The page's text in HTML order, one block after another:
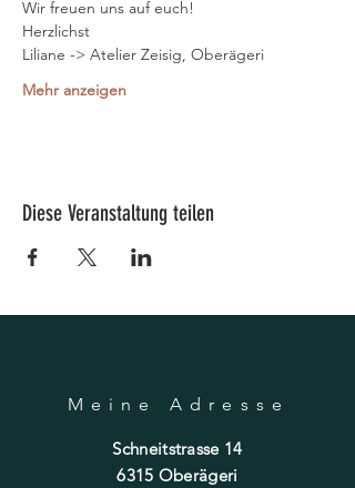
Wir freuen uns auf euch!
Herzlichst
Liliane -> Atelier Zeisig, Oberägeri
Mehr anzeigen
Diese Veranstaltung teilen
Meine Adresse
Schneitstrasse 14
6315 Oberägeri